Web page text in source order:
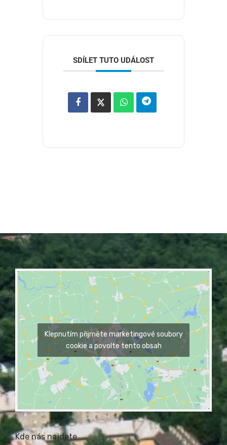
SDÍLET TUTO UDÁLOST
Klepnutím přijměte marketingové soubory
cookie a povolte tento obsah
Kde nás najdete